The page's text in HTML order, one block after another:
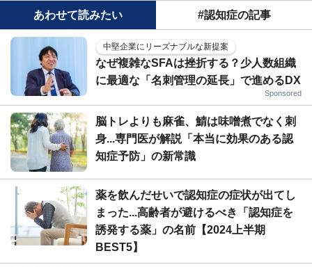
あわせて読みたい #認知症の記事
中堅企業にリーズナブルな新提案
なぜ複雑なSFAは挫折する？少人数組織
に最適な「名刺管理の延長」で進めるDX
Sponsored
脳トレよりも麻雀、鯖は味噌煮でなく刺
身...専門医が解説「本当に効果のある認
知症予防」の新常識
薬を飲んだせいで認知症の症状が出てし
まった...高齢者が避けるべき「認知症を
誘発する薬」の名前【2024上半期
BEST5】